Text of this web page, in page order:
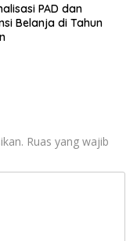
PAD dan
Belanja di Tahun
Ruas yang wajib